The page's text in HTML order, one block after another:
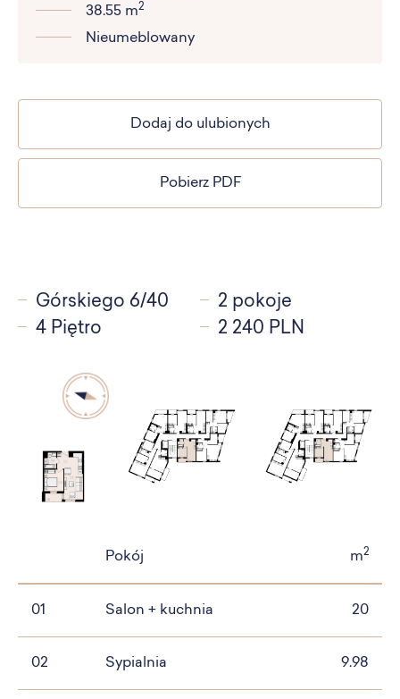
38.55 m2
Nieumeblowany
Dodaj do ulubionych
Pobierz PDF
Górskiego 6/40
2 pokoje
4 Piętro
2 240 PLN
Pokój m2
01 Salon + kuchnia 20
02 Sypialnia 9.98